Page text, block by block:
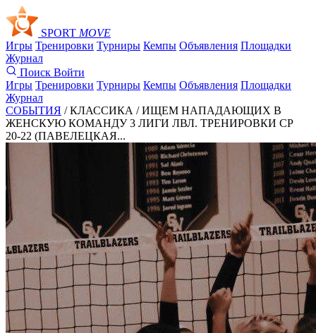
SPORT MOVE
Игры Тренировки Турниры Кемпы Объявления Площадки
Журнал
Поиск Войти
Игры Тренировки Турниры Кемпы Объявления Площадки
Журнал
СОБЫТИЯ / КЛАССИКА /ИЩЕМ НАПАДАЮЩИХ В
ЖЕНСКУЮ КОМАНДУ 3 ЛИГИ ЛВЛ. ТРЕНИРОВКИ СР
20-22 (ПАВЕЛЕЦКАЯ...